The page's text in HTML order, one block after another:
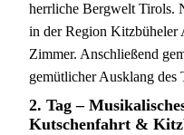
herrliche Bergwelt Tirols.
in der Region Kitzbüheler
Zimmer. Anschließend
gemütlicher Ausklang des
2. Tag –
Kutschenfahrt &